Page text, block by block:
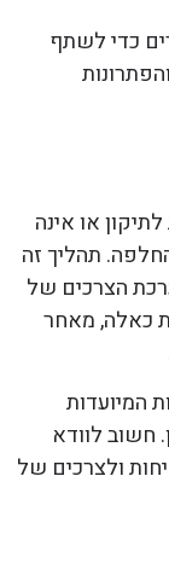
כדי לשתף
או אינה
תהליך זה
הצרכים של
כאלה, מאחר
המיועדות
חשוב לוודא
ולצרכים של